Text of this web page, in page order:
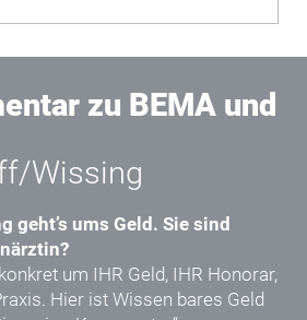
zu BEMA und
Wissing
geht’s ums Geld. Sie sind
um IHR Geld, IHR Honorar,
Hier ist Wissen bares Geld